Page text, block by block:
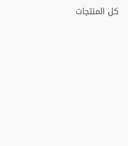
كل المنتجات